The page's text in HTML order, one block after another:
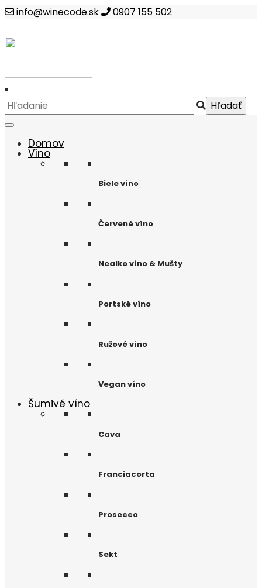
info@winecode.sk 0907 155 502
Domov
Víno
Biele víno
Červené víno
Nealko víno & Mušty
Portské víno
Ružové víno
Vegan víno
Šumivé víno
Cava
Franciacorta
Prosecco
Sekt